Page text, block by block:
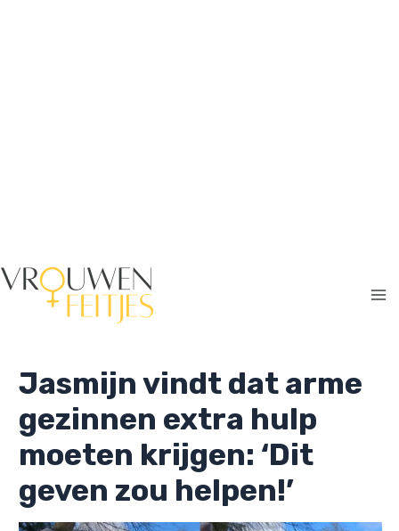
Jasmijn vindt dat arme
gezinnen extra hulp
moeten krijgen: ‘Dit
geven zou helpen!’